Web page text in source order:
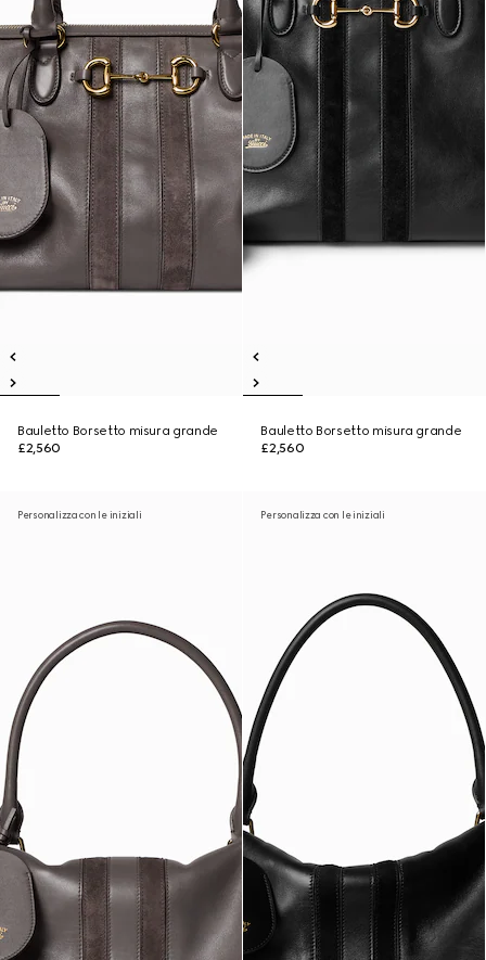
Bauletto Borsetto misura grande
£2,560
Bauletto Borsetto misura grande
£2,560
Personalizza con le iniziali Personalizza con le iniziali